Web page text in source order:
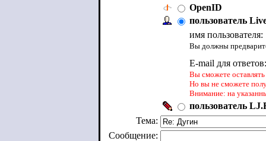
OpenID
пользователь
имя пользователя:
Вы должны
E-mail для
Вы сможете
Но вы не сможете
Внимание: на
пользователь
Тема:
Сообщение: